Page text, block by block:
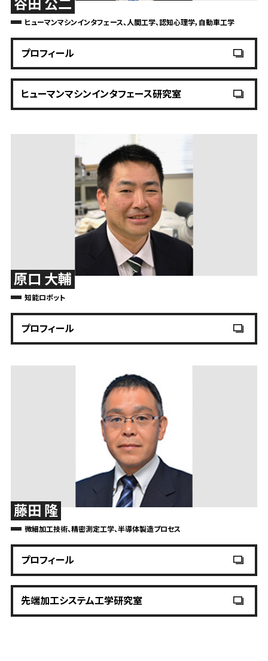
ヒューマンマシンインタフェース、人間工学、認知心理学，自動車工学
プロフィール
ヒューマンマシンインタフェース研究室
原口 大輔
知能ロボット
プロフィール
藤田 隆
微細加工技術、精密測定工学、半導体製造プロセス
プロフィール
先端加工システム工学研究室